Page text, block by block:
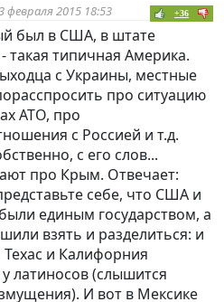
февраля 2015 18:53 +36
был в США, в штате
такая типичная Америка.
с Украины, местные
про ситуацию
АТО, про
с Россией и т.д.
с его слов...
про Крым. Отвечает:
себе, что США и
единым государством, а
взять и разделиться: и
и Калифорния
у латиносов (слышится
И вот в Мексике